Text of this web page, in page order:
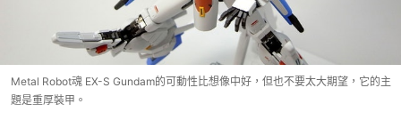
Metal Robot魂 EX-S Gundam的可動性比想像中好，但也不要太大期望，它的主
題是重厚裝甲。